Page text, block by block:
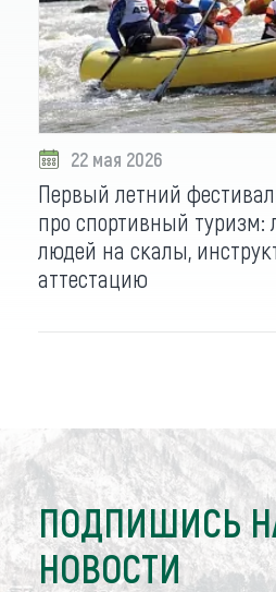
22 мая 2026
Первый летний
про спортивный туризм:
людей на скалы,
аттестацию
ПОДПИШИСЬ
НОВОСТИ